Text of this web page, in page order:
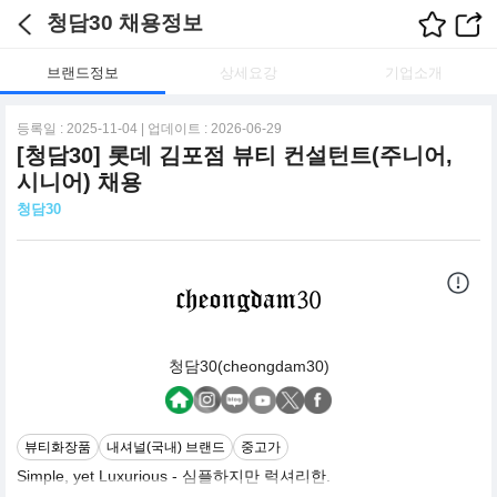
청담30 채용정보
브랜드정보 상세요강 기업소개
등록일 : 2025-11-04 | 업데이트 : 2026-06-29
[청담30] 롯데 김포점 뷰티 컨설턴트(주니어,
시니어) 채용
청담30
청담30(cheongdam30)
뷰티화장품 내셔널(국내) 브랜드 중고가
Simple, yet Luxurious - 심플하지만 럭셔리한.